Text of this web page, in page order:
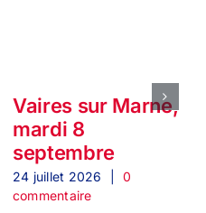
Vaires sur Marne,
mardi 8
septembre
24 juillet 2026
0
commentaire